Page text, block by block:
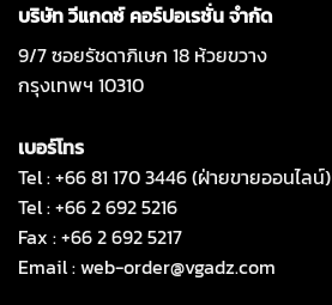
บริษัท วีแกดซ์ คอร์ปอเรชั่น จำกัด
9/7 ซอยรัชดาภิเษก 18 ห้วยขวาง
กรุงเทพฯ 10310
เบอร์โทร
Tel : +66 81 170 3446 (ฝ่ายขายออนไลน์)
Tel : +66 2 692 5216
Fax : +66 2 692 5217
Email :web-order@vgadz.com